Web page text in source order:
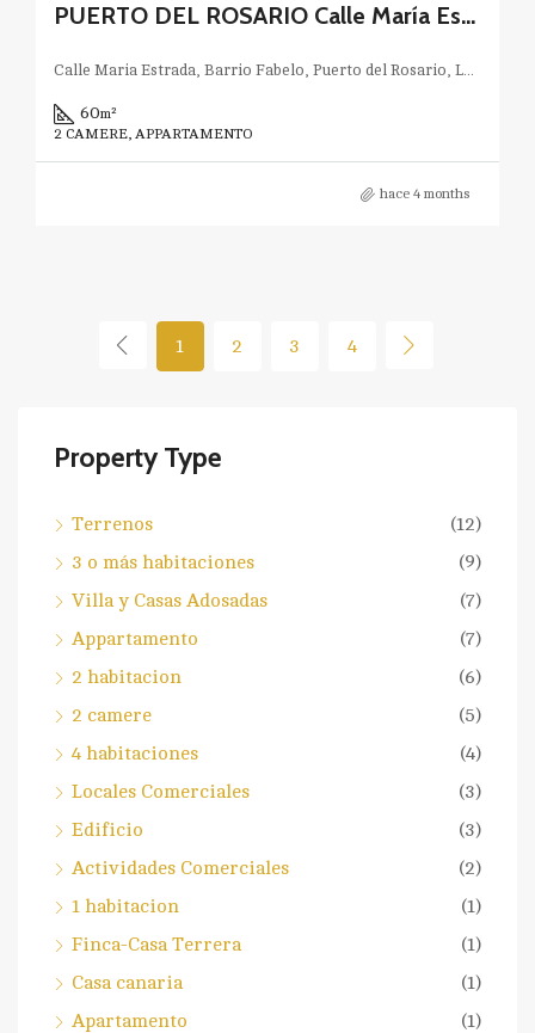
PUERTO DEL ROSARIO Calle María Estrada OBRA NUEVA
Calle Maria Estrada, Barrio Fabelo, Puerto del Rosario, Las Palmas, Canarias, 35611, España
60m²
2 CAMERE, APPARTAMENTO
hace 4 months
1 2 3 4
Property Type
Terrenos
(12)
3 o más habitaciones
(9)
Villa y Casas Adosadas
(7)
Appartamento
(7)
2 habitacion
(6)
2 camere
(5)
4 habitaciones
(4)
Locales Comerciales
(3)
Edificio
(3)
Actividades Comerciales
(2)
1 habitacion
(1)
Finca-Casa Terrera
(1)
Casa canaria
(1)
Apartamento
(1)